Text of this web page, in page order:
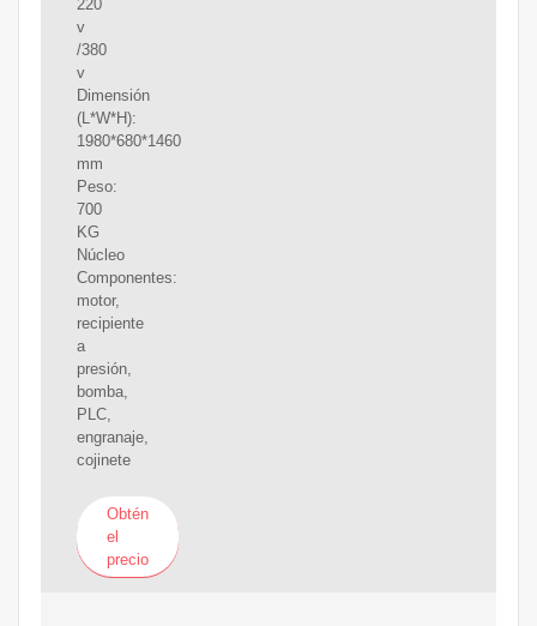
220
v
/380
v
Dimensión
(L*W*H):
1980*680*1460
mm
Peso:
700
KG
Núcleo
Componentes:
motor,
recipiente
a
presión,
bomba,
PLC,
engranaje,
cojinete
Obtén
el
precio